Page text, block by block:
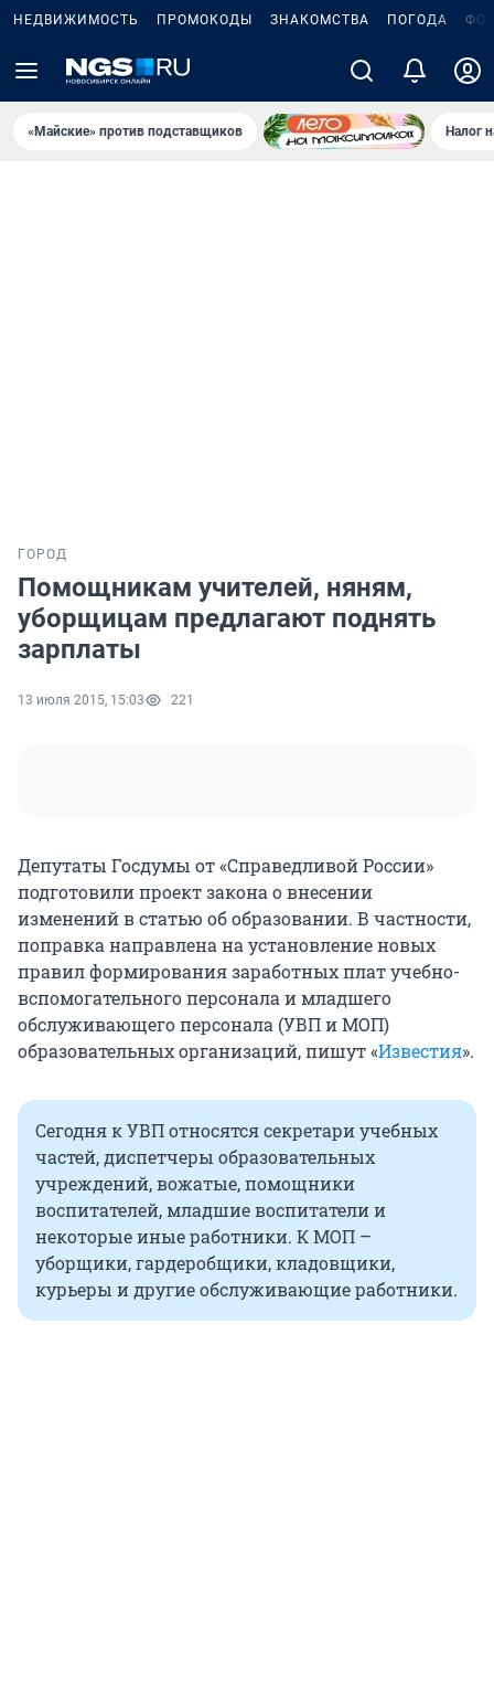
НЕДВИЖИМОСТЬ ПРОМОКОДЫ ЗНАКОМСТВА ПОГОДА
«Майские» против подставщиков Налог
ГОРОД
Помощникам учителей, няням,
уборщицам предлагают поднять
зарплаты
13 июля 2015, 15:03 221
Депутаты Госдумы от «Справедливой России»
подготовили проект закона о внесении
изменений в статью об образовании. В частности,
поправка направлена на установление новых
правил формирования заработных плат учебно-
вспомогательного персонала и младшего
обслуживающего персонала (УВП и МОП)
образовательных организаций, пишут «Известия».
Сегодня к УВП относятся секретари учебных
частей, диспетчеры образовательных
учреждений, вожатые, помощники
воспитателей, младшие воспитатели и
некоторые иные работники. К МОП –
уборщики, гардеробщики, кладовщики,
курьеры и другие обслуживающие работники.